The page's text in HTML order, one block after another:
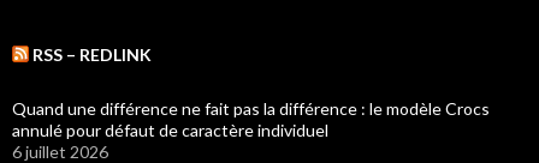
RSS – REDLINK
Quand une différence ne fait pas la différence : le modèle Crocs
annulé pour défaut de caractère individuel
6 juillet 2026